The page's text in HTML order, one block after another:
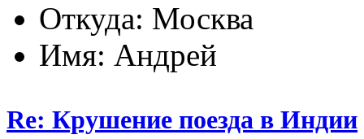
Откуда: Москва
Имя: Андрей
Re: Крушение поезда в Индии